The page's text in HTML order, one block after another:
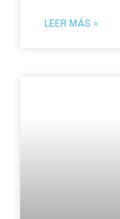
LEER MÁS »